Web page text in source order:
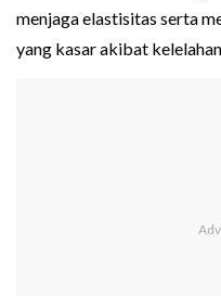
menjaga elastisitas serta
yang kasar akibat